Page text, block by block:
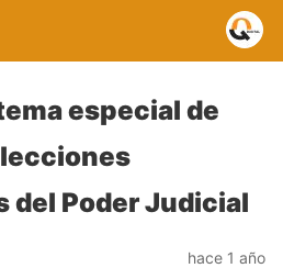
especial de
del Poder Judicial
hace 1 año